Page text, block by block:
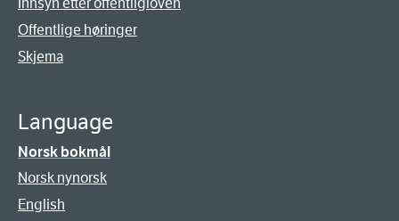
Innsyn etter offentligloven
Offentlige høringer
Skjema
Language
Norsk bokmål
Norsk nynorsk
English